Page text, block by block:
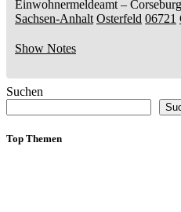
Einwohnermeldeamt –
Sachsen-Anhalt Osterfeld 06721
Show Notes
Suchen
Top Themen